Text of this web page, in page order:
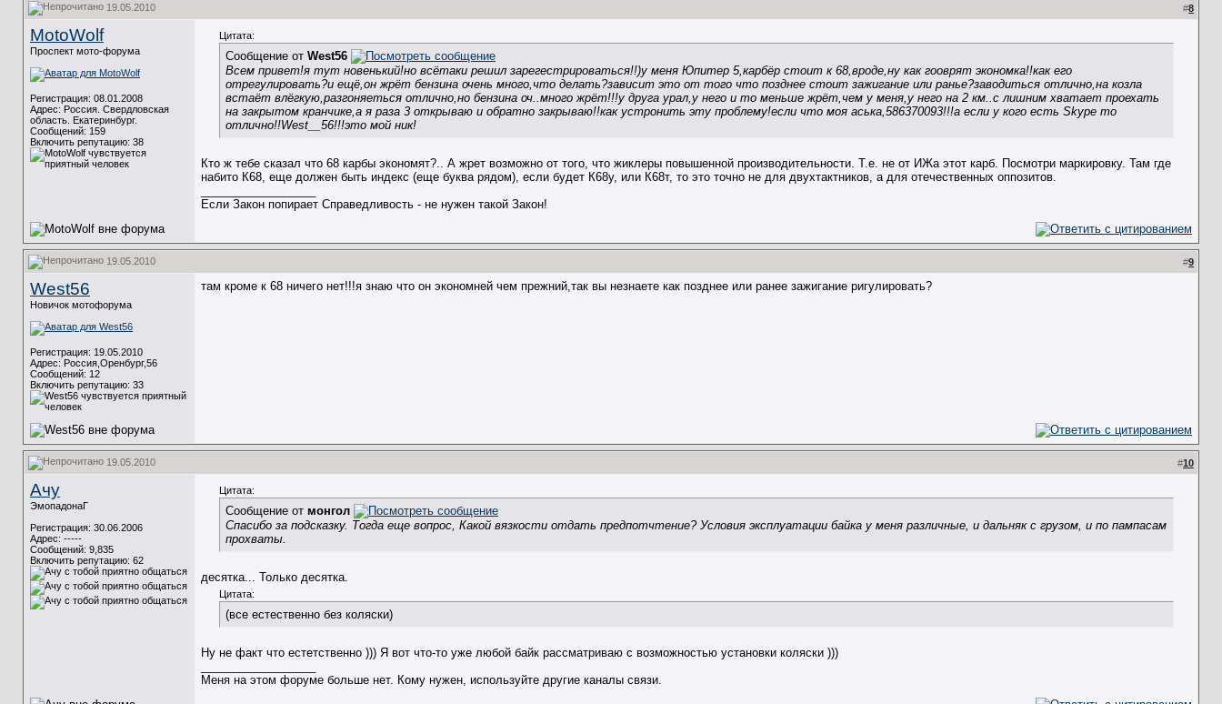
19.05.2010 #8
MotoWolf
Проспект мото-форума
Регистрация: 08.01.2008
Адрес: Россия. Свердловская
область. Екатеринбург.
Сообщений: 159
Включить репутацию: 38
Цитата:
Сообщение от West56
Всем привет!я тут новенький!но всётаки решил зарегестрироваться!!)у меня Юпитер 5,карбёр стоит к 68,вроде,ну как гооврят экономка!!как его
отрегулировать?и ещё,он жрёт бензина очень много,что делать?зависит это от того что позднее стоит зажигание или ранье?заводиться отлично,на козла
встаёт влёгкую,разгоняеться отлично,но бензина оч..много жрёт!!!у друга урал,у него и то меньше жрёт,чем у меня,у него на 2 км..с лишним хватает проехать
на закрытом кранчике,а я раза 3 открываю и обратно закрываю!!как устронить эту проблему!если что моя аська,586370093!!!а если у кого есть Skype то
отлично!!West__56!!!это мой ник!
Кто ж тебе сказал что 68 карбы экономят?.. А жрет возможно от того, что жиклеры повышенной производительности. Т.е. не от ИЖа этот карб. Посмотри маркировку. Там где
набито К68, еще должен быть индекс (еще буква рядом), если будет К68у, или К68т, то это точно не для двухтактников, а для отечественных оппозитов.
Если Закон попирает Справедливость - не нужен такой Закон!
19.05.2010 #9
West56
Новичок мотофорума
Регистрация: 19.05.2010
Адрес: Россия,Оренбург,56
Сообщений: 12
Включить репутацию: 33
там кроме к 68 ничего нет!!!я знаю что он экономней чем прежний,так вы незнаете как позднее или ранее зажигание ригулировать?
19.05.2010 #10
Ачу
ЭмопадонаГ
Регистрация: 30.06.2006
Адрес: -----
Сообщений: 9,835
Включить репутацию: 62
Цитата:
Сообщение от монгол
Спасибо за подсказку. Тогда еще вопрос, Какой вязкости отдать предпотчтение? Условия эксплуатации байка у меня различные, и дальняк с грузом, и по пампасам
прохваты.
десятка... Только десятка.
Цитата:
(все естественно без коляски)
Ну не факт что естетственно ))) Я вот что-то уже любой байк рассматриваю с возможностью установки коляски )))
Меня на этом форуме больше нет. Кому нужен, используйте другие каналы связи.